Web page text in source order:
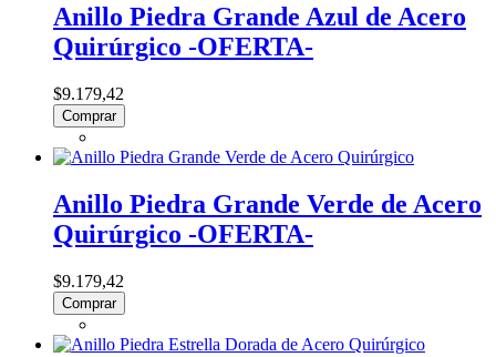
Anillo Piedra Grande Azul de Acero
Quirúrgico -OFERTA-
$9.179,42
Comprar
Anillo Piedra Grande Verde de Acero
Quirúrgico -OFERTA-
$9.179,42
Comprar